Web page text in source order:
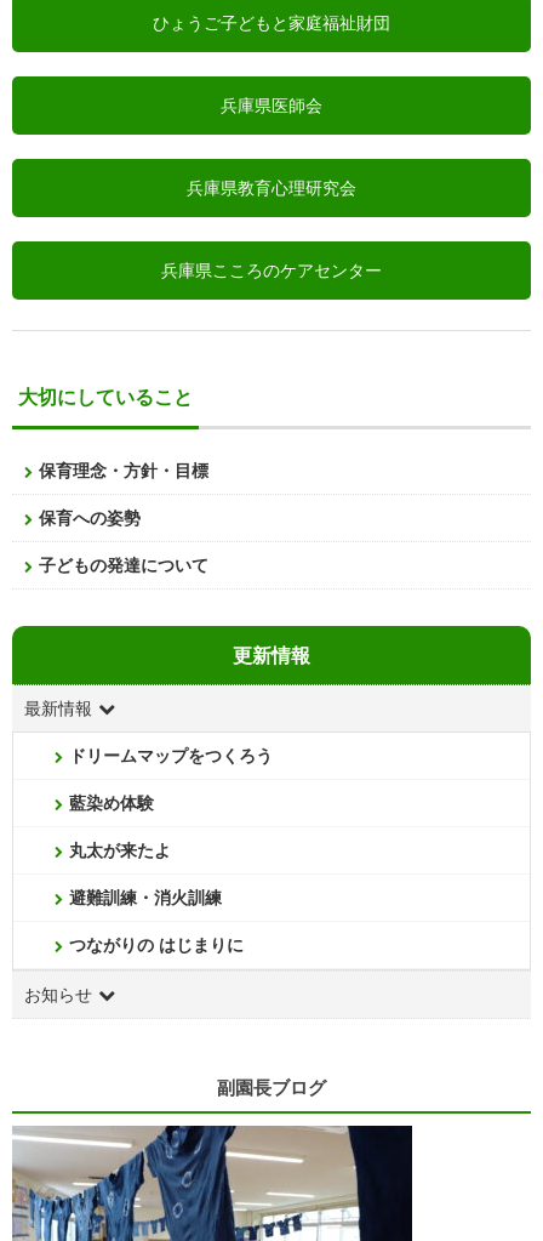
ひょうご子どもと家庭福祉財団
兵庫県医師会
兵庫県教育心理研究会
兵庫県こころのケアセンター
大切にしていること
保育理念・方針・目標
保育への姿勢
子どもの発達について
更新情報
最新情報
ドリームマップをつくろう
藍染め体験
丸太が来たよ
避難訓練・消火訓練
つながりの はじまりに
お知らせ
副園長ブログ